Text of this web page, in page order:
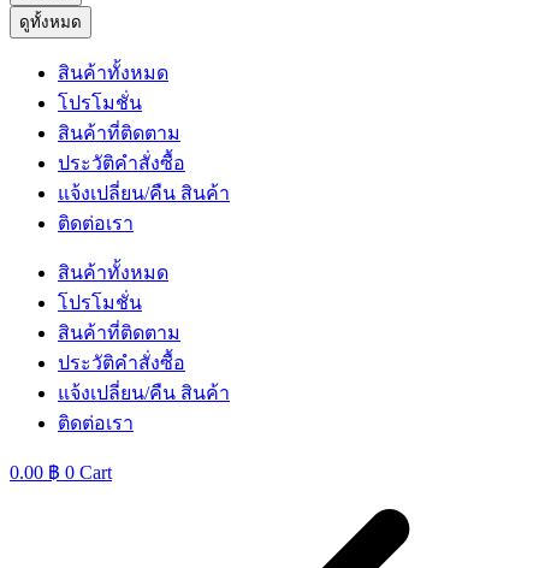
ดูทั้งหมด
สินค้าทั้งหมด
โปรโมชั่น
สินค้าที่ติดตาม
ประวัติคำสั่งซื้อ
แจ้งเปลี่ยน/คืน สินค้า
ติดต่อเรา
สินค้าทั้งหมด
โปรโมชั่น
สินค้าที่ติดตาม
ประวัติคำสั่งซื้อ
แจ้งเปลี่ยน/คืน สินค้า
ติดต่อเรา
0.00 ฿ 0 Cart